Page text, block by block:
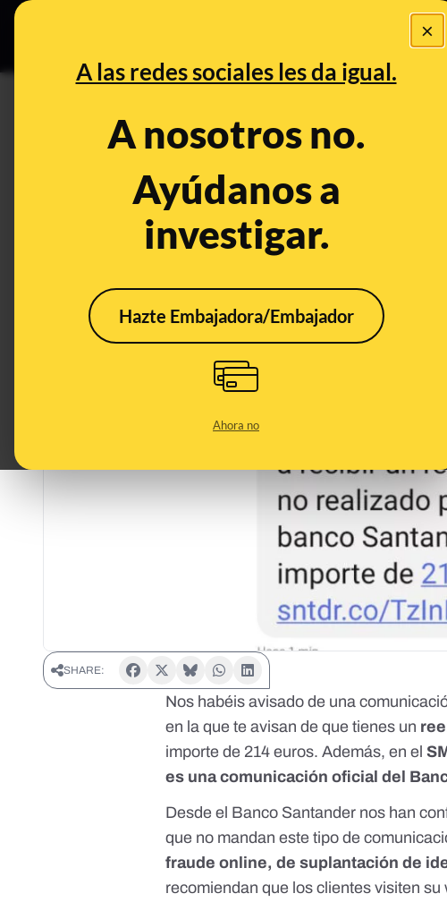
×
A las redes sociales les da igual.
A nosotros no.
Ayúdanos a
investigar.
Hazte Embajadora/Embajador
Ahora no
Bulos
PREBUNKING
Cuidado, este SMS para "recibir
Banco Santander: es un timo
SHARE:
Nos habéis avisado de una
en la que te avisan de que tienes un
importe de 214 euros. Además, en el
es una comunicación oficial del
Desde el Banco Santander nos han
que no mandan este tipo de
fraude online, de suplantación de
recomiendan que los clientes visiten su